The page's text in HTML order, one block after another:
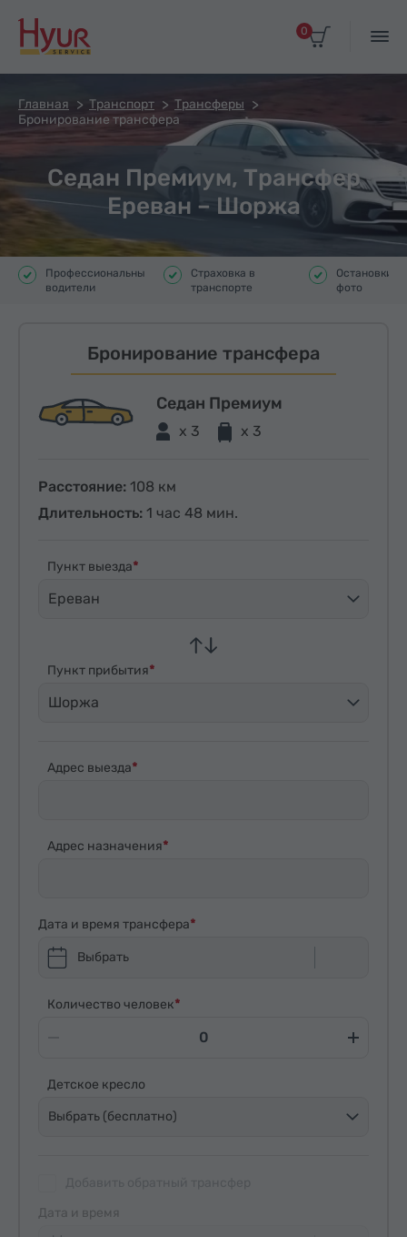
0
Главная Транспорт
Трансферы
Бронирование трансфера
Седан Премиум, Трансфер
Ереван – Шоржа
Профессиональные
водители
Страховка в
транспорте
Остановки
фото
Бронирование трансфера
Седан Премиум
x 3 x 3
Расстояние: 108 км
Длительность: 1 час 48 мин.
Пункт выезда
Ереван
Пункт прибытия
Шоржа
Адрес выезда
Адрес назначения
Дата и время трансфера
Выбрать
Количество человек
Детское кресло
Выбрать (бесплатно)
Дата и время